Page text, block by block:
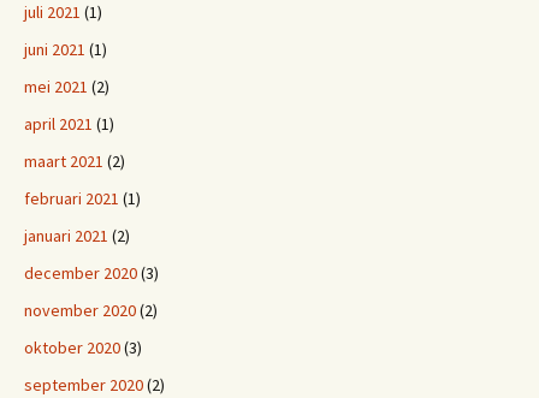
juli 2021 (1)
juni 2021 (1)
mei 2021 (2)
april 2021 (1)
maart 2021 (2)
februari 2021 (1)
januari 2021 (2)
december 2020(3)
november 2020(2)
oktober 2020(3)
september 2020(2)